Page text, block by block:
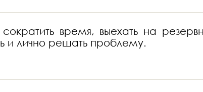
время, выехать на
и лично решать проблему.